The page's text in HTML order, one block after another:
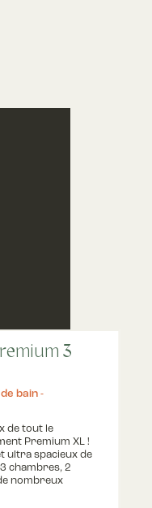
3
bain
de tout le
Premium XL !
ultra spacieux de
chambres, 2
nombreux